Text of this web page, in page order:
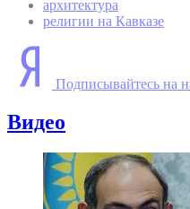
архитектура
религии на Кавказе
Подписывайтесь на
Видео